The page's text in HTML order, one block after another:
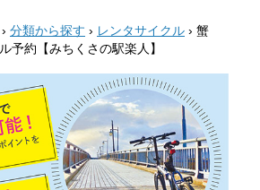
› 分類から探す › レンタサイクル › 蟹
予約【みちくさの駅楽人】